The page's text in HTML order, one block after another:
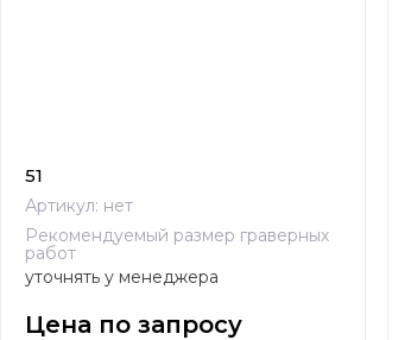
51
Артикул: нет
Рекомендуемый размер граверных
работ
уточнять у менеджера
Цена по запросу